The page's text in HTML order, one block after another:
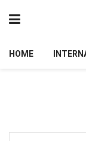
HOME